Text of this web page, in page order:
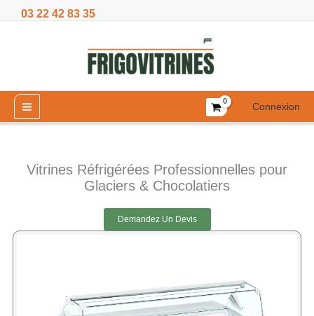
03 22 42 83 35
Connexion
Vitrines Réfrigérées Professionnelles pour
Glaciers & Chocolatiers
Demandez Un Devis